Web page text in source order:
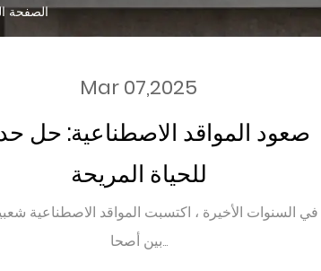
الصفحة
Mar 07,2025
صعود المواقد الاصطناعية: حل
للحياة المريحة
في السنوات الأخيرة ، اكتسبت المواقد الاصطناعية
بين أصحا...